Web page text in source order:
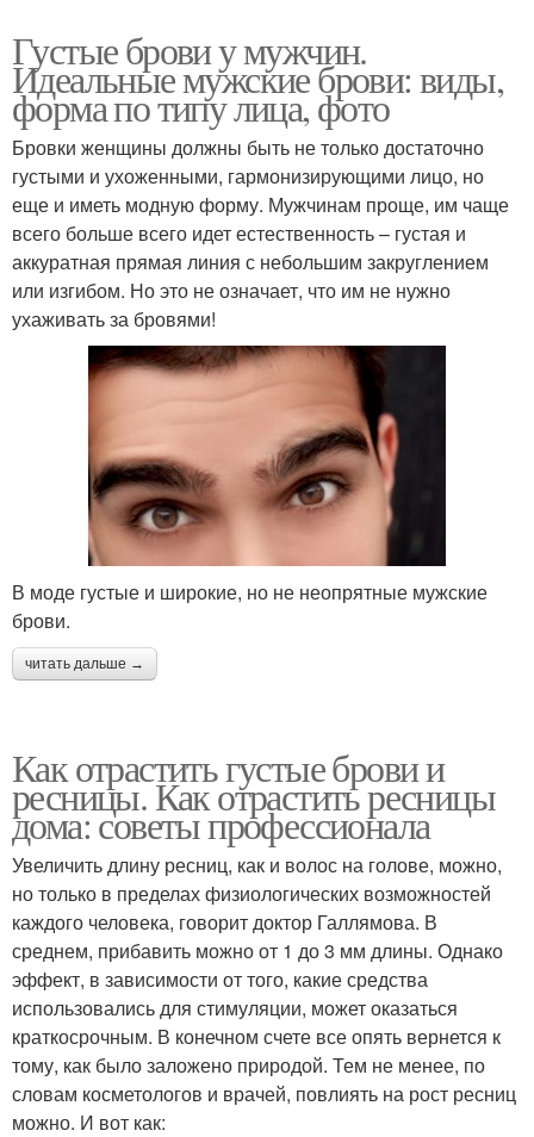
Густые брови у мужчин.
Идеальные мужские брови: виды,
форма по типу лица, фото
Бровки женщины должны быть не только достаточно
густыми и ухоженными, гармонизирующими лицо, но
еще и иметь модную форму. Мужчинам проще, им чаще
всего больше всего идет естественность – густая и
аккуратная прямая линия с небольшим закруглением
или изгибом. Но это не означает, что им не нужно
ухаживать за бровями!
В моде густые и широкие, но не неопрятные мужские
брови.
читать дальше →
Как отрастить густые брови и
ресницы. Как отрастить ресницы
дома: советы профессионала
Увеличить длину ресниц, как и волос на голове, можно,
но только в пределах физиологических возможностей
каждого человека, говорит доктор Галлямова. В
среднем, прибавить можно от 1 до 3 мм длины. Однако
эффект, в зависимости от того, какие средства
использовались для стимуляции, может оказаться
краткосрочным. В конечном счете все опять вернется к
тому, как было заложено природой. Тем не менее, по
словам косметологов и врачей, повлиять на рост ресниц
можно. И вот как: